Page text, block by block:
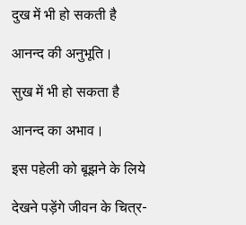
दुख में भी हो सकती है
आनन्द की अनुभूति।
सुख में भी हो सकता है
आनन्द का अभाव।
इस पहेली को बूझने के लिये
देखने पड़ेंगे जीवन के चित्र-